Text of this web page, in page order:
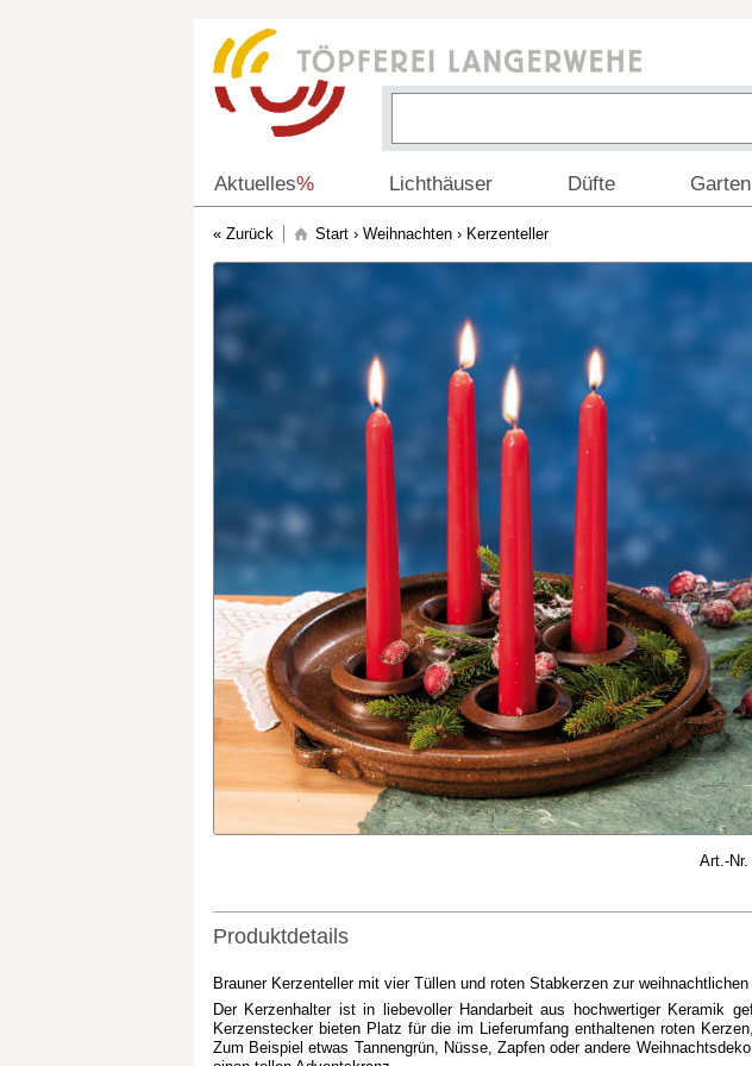
Aktuelles% Lichthäuser Düfte Garten
Start › Weihnachten › Kerzenteller
Art.-Nr.
Produktdetails
Brauner Kerzenteller mit vier Tüllen und roten Stabkerzen zur
Der Kerzenhalter ist in liebevoller Handarbeit aus hochwertiger Keramik
Kerzenstecker bieten Platz für die im Lieferumfang enthaltenen roten
Zum Beispiel etwas Tannengrün, Nüsse, Zapfen oder andere